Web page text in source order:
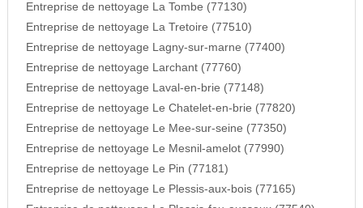
Entreprise de nettoyage La Tombe (77130)
Entreprise de nettoyage La Tretoire (77510)
Entreprise de nettoyage Lagny-sur-marne (77400)
Entreprise de nettoyage Larchant (77760)
Entreprise de nettoyage Laval-en-brie (77148)
Entreprise de nettoyage Le Chatelet-en-brie (77820)
Entreprise de nettoyage Le Mee-sur-seine (77350)
Entreprise de nettoyage Le Mesnil-amelot (77990)
Entreprise de nettoyage Le Pin (77181)
Entreprise de nettoyage Le Plessis-aux-bois (77165)